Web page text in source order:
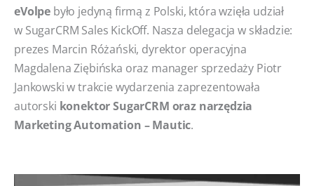
eVolpe było jedyną firmą z Polski, która wzięła udział
w SugarCRM Sales KickOff. Nasza delegacja w składzie:
prezes Marcin Różański, dyrektor operacyjna
Magdalena Ziębińska oraz manager sprzedaży Piotr
Jankowski w trakcie wydarzenia zaprezentowała
autorski konektor SugarCRM oraz narzędzia
Marketing Automation – Mautic.